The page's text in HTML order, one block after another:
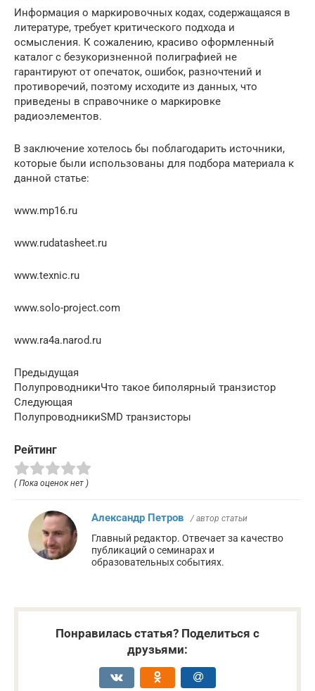
Информация о маркировочных кодах, содержащаяся в
литературе, требует критического подхода и
осмысления. К сожалению, красиво оформленный
каталог с безукоризненной полиграфией не
гарантируют от опечаток, ошибок, разночтений и
противоречий, поэтому исходите из данных, что
приведены в справочнике о маркировке
радиоэлементов.
В заключение хотелось бы поблагодарить источники,
которые были использованы для подбора материала к
данной статье:
www.mp16.ru
www.rudatasheet.ru
www.texnic.ru
www.solo-project.com
www.ra4a.narod.ru
Предыдущая
ПолупроводникиЧто такое биполярный транзистор
Следующая
ПолупроводникиSMD транзисторы
Рейтинг
( Пока оценок нет )
Александр Петров / автор статьи
Главный редактор. Отвечает за качество
публикаций о семинарах и
образовательных событиях.
Понравилась статья? Поделиться с
друзьями: